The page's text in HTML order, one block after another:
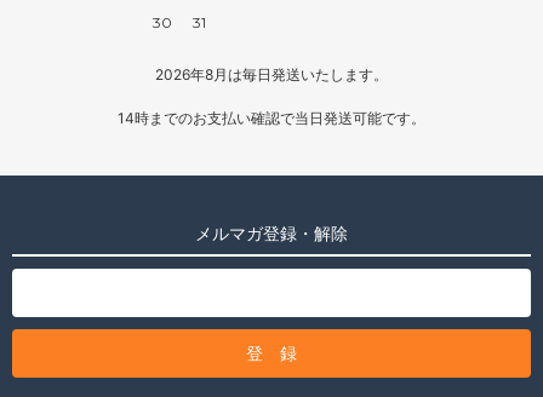
30
31
2026年8月は毎日発送いたします。
14時までのお支払い確認で当日発送可能です。
メルマガ登録・解除